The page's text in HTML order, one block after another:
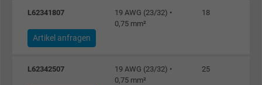
L62341807
19 AWG (23/32) •
0,75 mm²
18
Artikel anfragen
L62342507
19 AWG (23/32) •
0,75 mm²
25